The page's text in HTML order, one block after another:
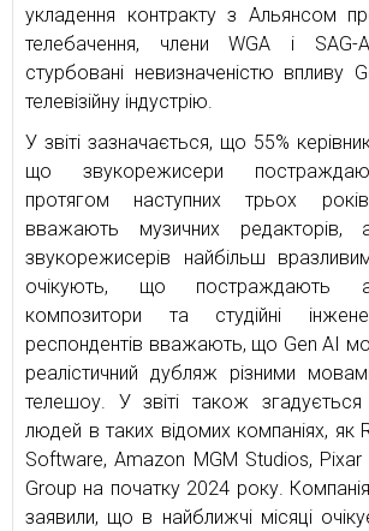
укладення контракту з Альянсом
телебачення, члени WGA і
стурбовані невизначеністю впливу
телевізійну індустрію.
У звіті зазначається, що 55%
що звукорежисери
протягом наступних трьох
вважають музичних редакторів,
звукорежисерів найбільш
очікують, що постраждають
композитори та студійні
респондентів вважають, що Gen AI
реалістичний дубляж різними
телешоу. У звіті також згадується
людей в таких відомих компаніях, як
Software, Amazon MGM Studios, Pixar
Group на початку 2024 року.
заявили, що в найближчі місяці